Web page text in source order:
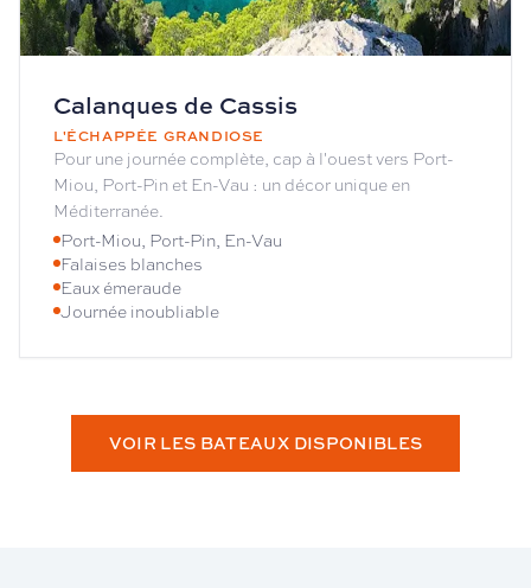
Calanques de Cassis
L'ÉCHAPPÉE GRANDIOSE
Pour une journée complète, cap à l'ouest vers Port-
Miou, Port-Pin et En-Vau : un décor unique en
Méditerranée.
Port-Miou, Port-Pin, En-Vau
Falaises blanches
Eaux émeraude
Journée inoubliable
VOIR LES BATEAUX DISPONIBLES